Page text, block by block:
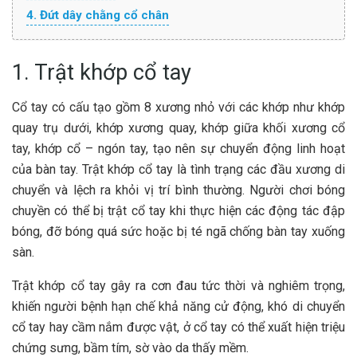
4. Đứt dây chằng cổ chân
1. Trật khớp cổ tay
Cổ tay có cấu tạo gồm 8 xương nhỏ với các khớp như khớp
quay trụ dưới, khớp xương quay, khớp giữa khối xương cổ
tay, khớp cổ – ngón tay, tạo nên sự chuyển động linh hoạt
của bàn tay. Trật khớp cổ tay là tình trạng các đầu xương di
chuyển và lệch ra khỏi vị trí bình thường. Người chơi bóng
chuyền có thể bị trật cổ tay khi thực hiện các động tác đập
bóng, đỡ bóng quá sức hoặc bị té ngã chống bàn tay xuống
sàn.
Trật khớp cổ tay gây ra cơn đau tức thời và nghiêm trọng,
khiến người bệnh hạn chế khả năng cử động, khó di chuyển
cổ tay hay cầm nắm được vật, ở cổ tay có thể xuất hiện triệu
chứng sưng, bầm tím, sờ vào da thấy mềm.